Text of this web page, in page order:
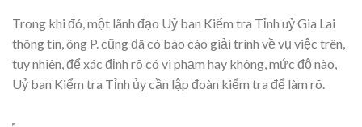
Trong khi đó, một lãnh đạo Uỷ ban Kiểm tra Tỉnh uỷ Gia Lai
thông tin, ông P. cũng đã có báo cáo giải trình về vụ việc trên,
tuy nhiên, để xác định rõ có vi phạm hay không, mức độ nào,
Uỷ ban Kiểm tra Tỉnh ủy cần lập đoàn kiểm tra để làm rõ.